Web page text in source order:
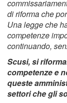
di riforma che
Una legge che
competenze
continuando,
Scusi, si
competenze e
queste
settori che gli